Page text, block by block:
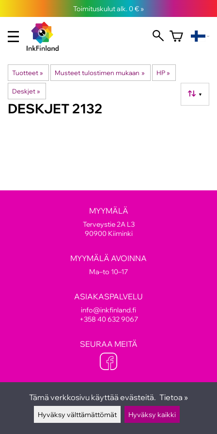
Toimituskulut alk. 0 € »
Tuotteet ‪» Musteet tulostimen mukaan ‪» HP ‪»
Deskjet ‪» ▼
DESKJET 2132
MYYMÄLÄ
Terveystie 2A L3
90900 Kiiminki
MYYMÄLÄ AVOINNA
Ma–to 10–17
ASIAKASPALVELU
info@inkfinland.fi
+358 40 632 9067
SEURAA MEITÄ
Tämä verkkosivu käyttää evästeitä. Tietoa »
Hyväksy välttämättömät Hyväksy kaikki